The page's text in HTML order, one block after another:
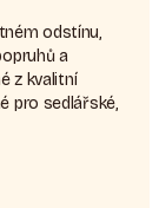
odstínu,
a
z kvalitní
pro sedlářské,